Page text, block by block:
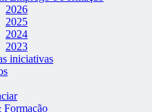
2026
2025
2024
2023
iniciativas
Formação